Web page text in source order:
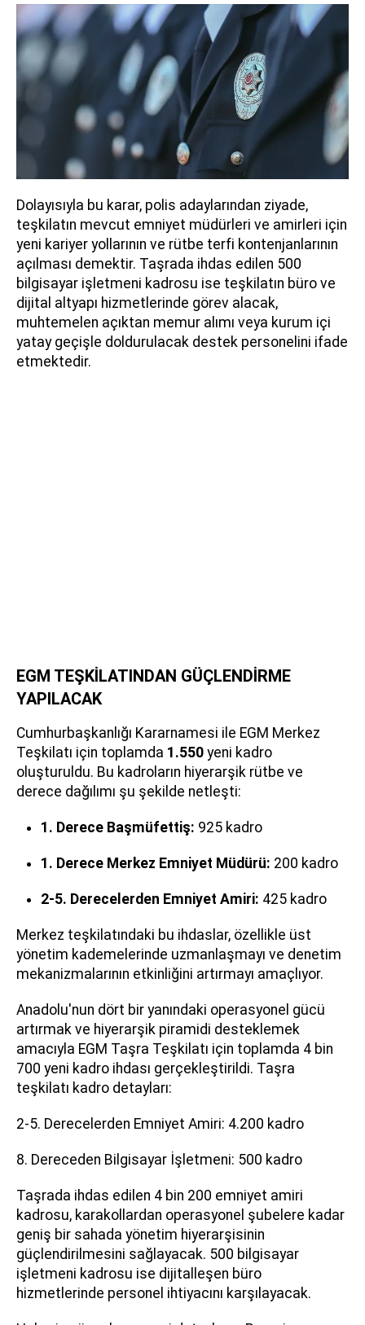
Dolayısıyla bu karar, polis adaylarından ziyade,
teşkilatın mevcut emniyet müdürleri ve amirleri için
yeni kariyer yollarının ve rütbe terfi kontenjanlarının
açılması demektir. Taşrada ihdas edilen 500
bilgisayar işletmeni kadrosu ise teşkilatın büro ve
dijital altyapı hizmetlerinde görev alacak,
muhtemelen açıktan memur alımı veya kurum içi
yatay geçişle doldurulacak destek personelini ifade
etmektedir.
EGM TEŞKİLATINDAN GÜÇLENDİRME
YAPILACAK
Cumhurbaşkanlığı Kararnamesi ile EGM Merkez
Teşkilatı için toplamda 1.550 yeni kadro
oluşturuldu. Bu kadroların hiyerarşik rütbe ve
derece dağılımı şu şekilde netleşti:
1. Derece Başmüfettiş: 925 kadro
1. Derece Merkez Emniyet Müdürü: 200 kadro
2-5. Derecelerden Emniyet Amiri: 425 kadro
Merkez teşkilatındaki bu ihdaslar, özellikle üst
yönetim kademelerinde uzmanlaşmayı ve denetim
mekanizmalarının etkinliğini artırmayı amaçlıyor.
Anadolu'nun dört bir yanındaki operasyonel gücü
artırmak ve hiyerarşik piramidi desteklemek
amacıyla EGM Taşra Teşkilatı için toplamda 4 bin
700 yeni kadro ihdası gerçekleştirildi. Taşra
teşkilatı kadro detayları:
2-5. Derecelerden Emniyet Amiri: 4.200 kadro
8. Dereceden Bilgisayar İşletmeni: 500 kadro
Taşrada ihdas edilen 4 bin 200 emniyet amiri
kadrosu, karakollardan operasyonel şubelere kadar
geniş bir sahada yönetim hiyerarşisinin
güçlendirilmesini sağlayacak. 500 bilgisayar
işletmeni kadrosu ise dijitalleşen büro
hizmetlerinde personel ihtiyacını karşılayacak.